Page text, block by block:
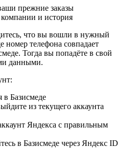
прежние заказы
и история
что вы вошли в нужный
номер телефона совпадает
Тогда вы попадёте в свой
данными.
Базисмеде
из текущего аккаунта
Яндекса с правильным
в Базисмеде через Яндекс ID